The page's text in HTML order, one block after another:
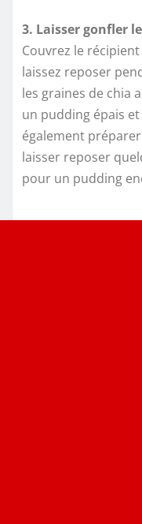
3. Laisser gonfler
Couvrez le
laissez reposer
les graines de chia
un pudding épais
également préparer
laisser reposer
pour un pudding